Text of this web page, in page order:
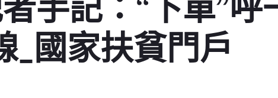
_國家扶貧門戶